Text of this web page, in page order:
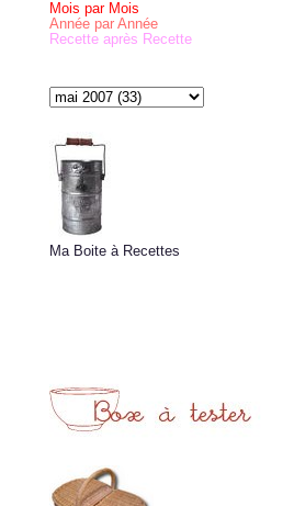
Mois par Mois
Année par Année
Recette après Recette
Ma Boite à Recettes